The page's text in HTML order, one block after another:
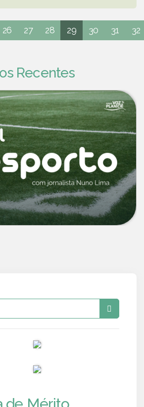
26 27 28 29 30 31 32
Recentes